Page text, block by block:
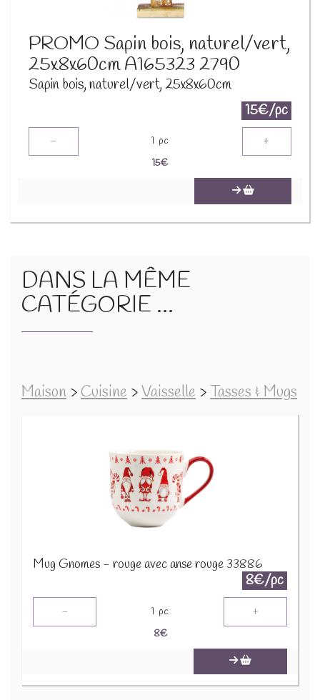
PROMO Sapin bois, naturel/vert,
25x8x60cm A165323 2790
Sapin bois, naturel/vert, 25x8x60cm
15€/pc
- 1 pc +
15€
DANS LA MÊME
CATÉGORIE ...
Maison >Cuisine >Vaisselle >Tasses & Mugs
Mug Gnomes - rouge avec anse rouge 33886
8€/pc
- 1 pc +
8€